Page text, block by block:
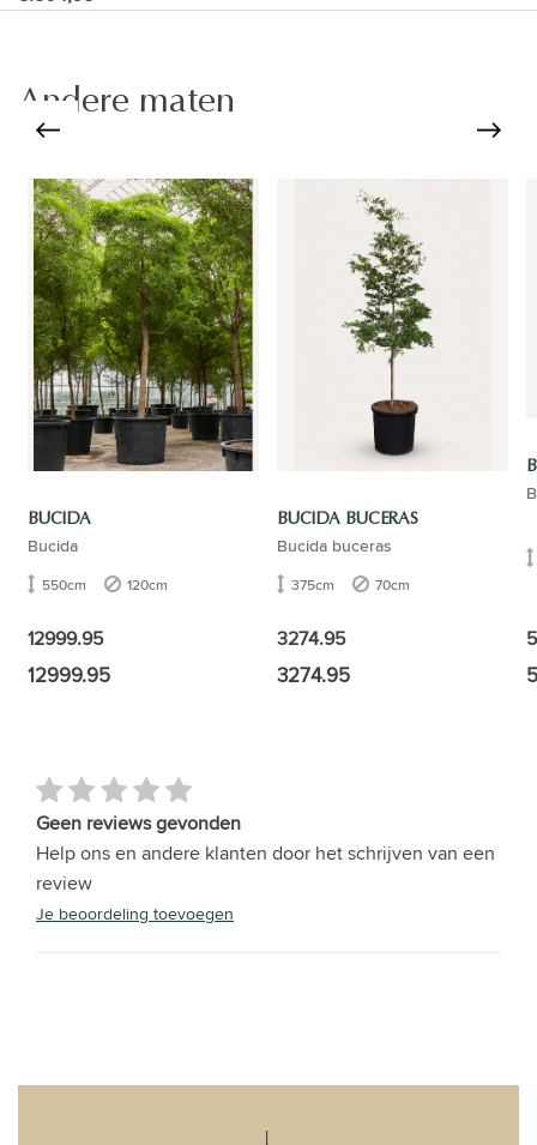
Andere maten
BUCIDA
Bucida
550cm 120cm
12999.95
12999.95
BUCIDA BUCERAS
Bucida buceras
375cm 70cm
3274.95
3274.95
Geen reviews gevonden
Help ons en andere klanten door het schrijven van een
review
Je beoordeling toevoegen